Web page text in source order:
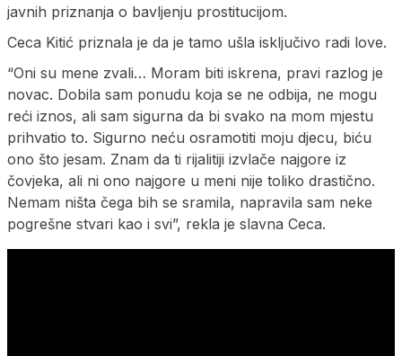
javnih priznanja o bavljenju prostitucijom.
Ceca Kitić priznala je da je tamo ušla isključivo radi love.
“Oni su mene zvali… Moram biti iskrena, pravi razlog je
novac. Dobila sam ponudu koja se ne odbija, ne mogu
reći iznos, ali sam sigurna da bi svako na mom mjestu
prihvatio to. Sigurno neću osramotiti moju djecu, biću
ono što jesam. Znam da ti rijalitiji izvlače najgore iz
čovjeka, ali ni ono najgore u meni nije toliko drastično.
Nemam ništa čega bih se sramila, napravila sam neke
pogrešne stvari kao i svi”, rekla je slavna Ceca.